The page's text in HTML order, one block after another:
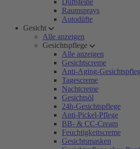
Duftsteine
Raumsprays
Autodüfte
Gesicht
Alle anzeigen
Gesichtspflege
Alle anzeigen
Gesichtscreme
Anti-Aging-
Tagescreme
Nachtcreme
Gesichtsöl
24h-Gesichtspflege
Anti-Pickel-Pflege
BB- & CC-Cream
Feuchtigkeitscreme
Gesichtsmasken